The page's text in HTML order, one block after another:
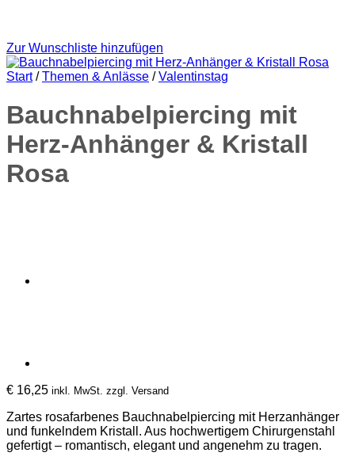
Zur Wunschliste hinzufügen
Start / Themen & Anlässe / Valentinstag
Bauchnabelpiercing mit
Herz-Anhänger & Kristall
Rosa
€ 16,25 inkl. MwSt. zzgl. Versand
Zartes rosafarbenes Bauchnabelpiercing mit Herzanhänger
und funkelndem Kristall. Aus hochwertigem Chirurgenstahl
gefertigt – romantisch, elegant und angenehm zu tragen.